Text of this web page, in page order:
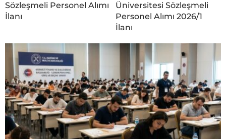
Sözleşmeli Personel Alımı
İlanı
Üniversitesi Sözleşmeli
Personel Alımı 2026/1
İlanı